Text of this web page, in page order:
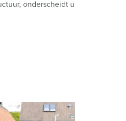
onderscheidt u